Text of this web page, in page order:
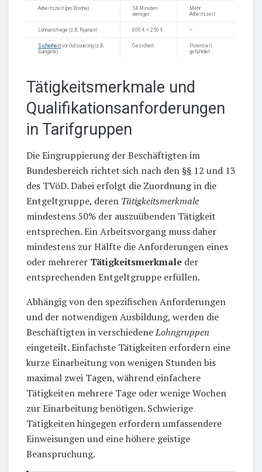
Arbeitszeit (pro Woche)
54 Minuten
weniger
Mehr
Arbeitszeit
Lohnanstiege (z.B. Ryanair) 600 € + 250 € –
Sicherheit vor Outsourcing (z.B.
Eurogate)
Gesichert
Potentiell
gefährdet
Tätigkeitsmerkmale und
Qualifikationsanforderungen
in Tarifgruppen
Die Eingruppierung der Beschäftigten im
Bundesbereich richtet sich nach den §§ 12 und 13
des TVöD. Dabei erfolgt die Zuordnung in die
Entgeltgruppe, deren Tätigkeitsmerkmale
mindestens 50% der auszuübenden Tätigkeit
entsprechen. Ein Arbeitsvorgang muss daher
mindestens zur Hälfte die Anforderungen eines
oder mehrerer Tätigkeitsmerkmale der
entsprechenden Entgeltgruppe erfüllen.
Abhängig von den spezifischen Anforderungen
und der notwendigen Ausbildung, werden die
Beschäftigten in verschiedeneLohngruppen
eingeteilt. Einfachste Tätigkeiten erfordern eine
kurze Einarbeitung von wenigen Stunden bis
maximal zwei Tagen, während einfachere
Tätigkeiten mehrere Tage oder wenige Wochen
zur Einarbeitung benötigen. Schwierige
Tätigkeiten hingegen erfordern umfassendere
Einweisungen und eine höhere geistige
Beanspruchung.